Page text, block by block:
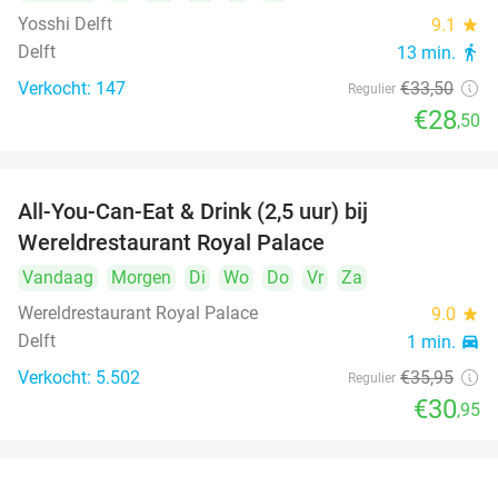
Yosshi Delft
9.1 star
Delft 13 min. directions_walk
Verkocht: 147 Regulier €33,50
€28,50
All-You-Can-Eat & Drink (2,5 uur) bij
Wereldrestaurant Royal Palace
Vandaag Morgen Di Wo Do Vr
Za
Wereldrestaurant Royal Palace
9.0 star
Delft 1 min. directions_car
Verkocht: 5.502 Regulier €35,95
€30,95